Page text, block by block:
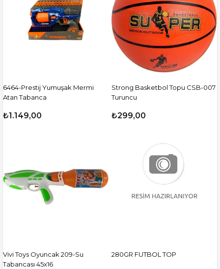
6464-Prestij Yumuşak Mermi
Atan Tabanca
₺1.149,00
Strong Basketbol Topu CSB-007
Turuncu
₺299,00
Vivi Toys Oyuncak 209-Su
Tabancası 45x16
280GR FUTBOL TOP